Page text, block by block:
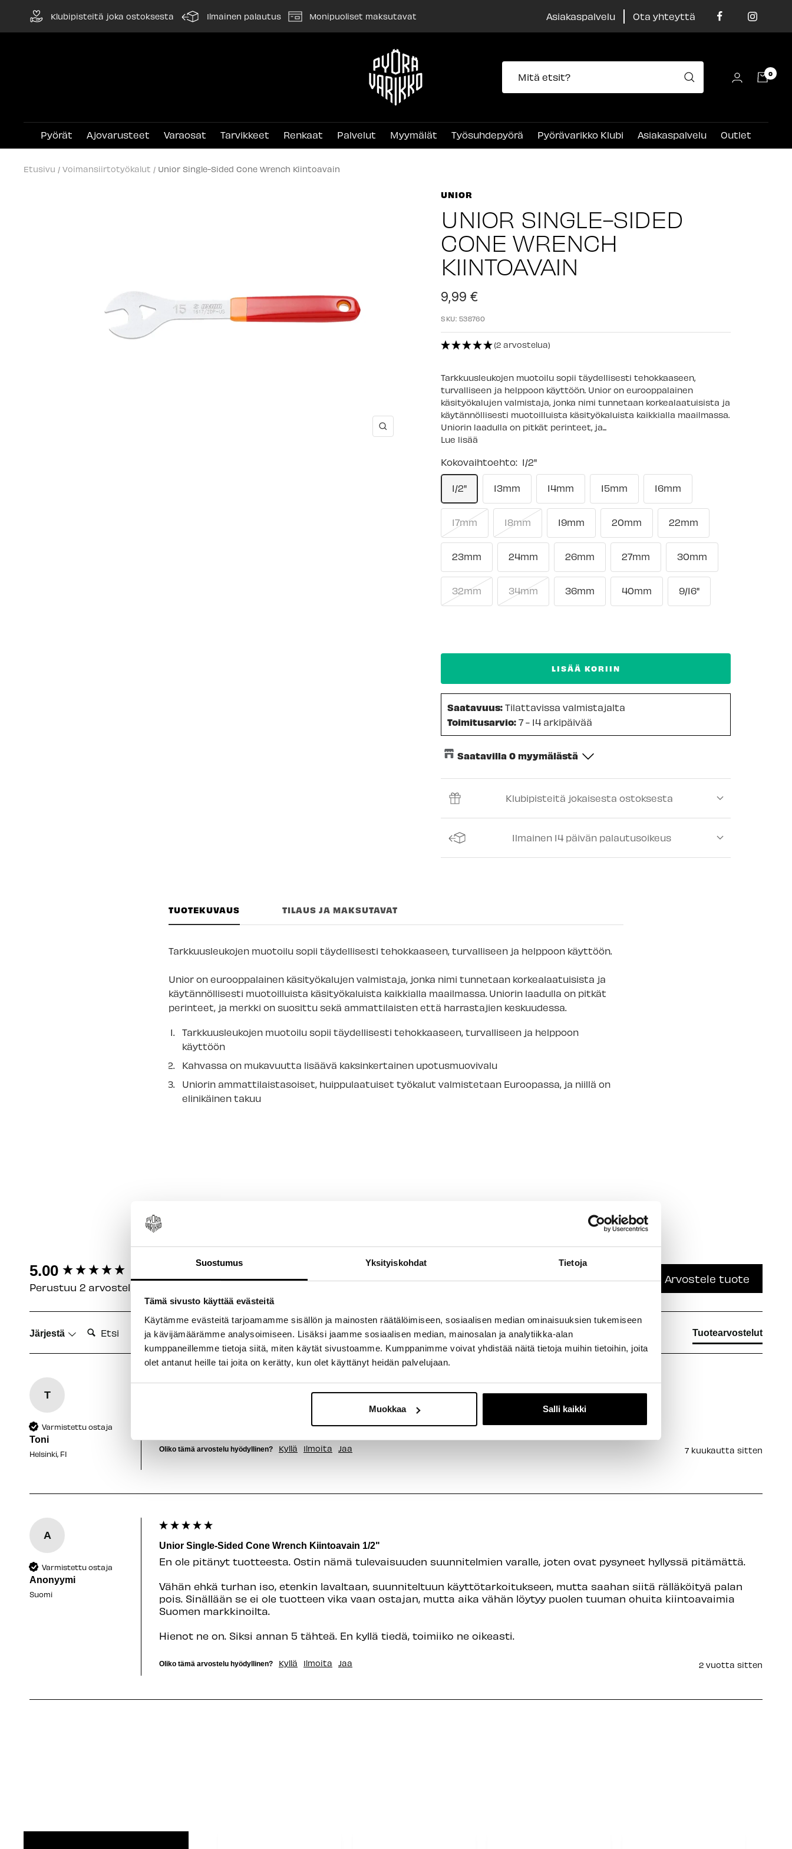
Suostumus Yksityiskohdat Tietoja
Tämä sivusto käyttää evästeitä
Käytämme evästeitä tarjoamamme sisällön ja mainosten räätälöimiseen, sosiaalisen median ominaisuuksien tukemiseen
ja kävijämäärämme analysoimiseen. Lisäksi jaamme sosiaalisen median, mainosalan ja analytiikka-alan
kumppaneillemme tietoja siitä, miten käytät sivustoamme. Kumppanimme voivat yhdistää näitä tietoja muihin tietoihin, joita
olet antanut heille tai joita on kerätty, kun olet käyttänyt heidän palvelujaan.
Muokkaa Salli kaikki
sisältöön
Klubipisteitä joka ostoksesta Ilmainen palautus Monipuoliset maksutavat Asiakaspalvelu Ota yhteyttä
Pyörävarikko
0
Pyörät Ajovarusteet Varaosat Tarvikkeet Renkaat Palvelut Myymälät Työsuhdepyörä Pyörävarikko Klubi Asiakaspalvelu Outlet
Etusivu Voimansiirtotyökalut Unior Single-Sided Cone Wrench Kiintoavain
Suurenna
UNIOR
UNIOR SINGLE-SIDED
CONE WRENCH
KIINTOAVAIN
Alennushinta
9,99 €
SKU: 538760
(2 arvostelua)
Tarkkuusleukojen muotoilu sopii täydellisesti tehokkaaseen,
turvalliseen ja helppoon käyttöön. Unior on eurooppalainen
käsityökalujen valmistaja, jonka nimi tunnetaan korkealaatuisista ja
käytännöllisesti muotoilluista käsityökaluista kaikkialla maailmassa.
Uniorin laadulla on pitkät perinteet, ja...
Lue lisää
Kokovaihtoehto: 1/2"
1/2" 13mm 14mm 15mm 16mm
17mm 18mm 19mm 20mm 22mm
23mm 24mm 26mm 27mm 30mm
32mm 34mm 36mm 40mm 9/16"
LISÄÄ KORIIN
Saatavuus:Tilattavissa valmistajalta
Toimitusarvio:7 - 14 arkipäivää
Saatavilla 0 myymälästä
Keskusvarasto-Tilapäisesti loppu
Espoon Myymälä-Tilapäisesti loppu
Klubipisteitä jokaisesta ostoksesta
Ilmainen 14 päivän palautusoikeus
TUOTEKUVAUS TILAUS JA MAKSUTAVAT
Tarkkuusleukojen muotoilu sopii täydellisesti tehokkaaseen, turvalliseen ja helppoon käyttöön.
Unior on eurooppalainen käsityökalujen valmistaja, jonka nimi tunnetaan korkealaatuisista ja
käytännöllisesti muotoilluista käsityökaluista kaikkialla maailmassa. Uniorin laadulla on pitkät
perinteet, ja merkki on suosittu sekä ammattilaisten että harrastajien keskuudessa.
Tarkkuusleukojen muotoilu sopii täydellisesti tehokkaaseen, turvalliseen ja helppoon
käyttöön
Kahvassa on mukavuutta lisäävä kaksinkertainen upotusmuovivalu
Uniorin ammattilaistasoiset, huippulaatuiset työkalut valmistetaan Euroopassa, ja niillä on
elinikäinen takuu
5.00
Perustuu 2 arvosteluun
Arvostele tuote
Järjestä Etsi: Tuotearvostelut
T
Varmistettu ostaja
Toni
Helsinki, FI
Unior Single-Sided Cone Wrench Kiintoavain 22mm
Oliko tämä arvostelu hyödyllinen? Kyllä Ilmoita Jaa 7 kuukautta sitten
A
Varmistettu ostaja
Anonyymi
Suomi
Unior Single-Sided Cone Wrench Kiintoavain 1/2"
En ole pitänyt tuotteesta. Ostin nämä tulevaisuuden suunnitelmien varalle, joten ovat pysyneet hyllyssä pitämättä.
Vähän ehkä turhan iso, etenkin lavaltaan, suunniteltuun käyttötarkoitukseen, mutta saahan siitä rälläköityä palan
pois. Sinällään se ei ole tuotteen vika vaan ostajan, mutta aika vähän löytyy puolen tuuman ohuita kiintoavaimia
Suomen markkinoilta.
Hienot ne on. Siksi annan 5 tähteä. En kyllä tiedä, toimiiko ne oikeasti.
Oliko tämä arvostelu hyödyllinen? Kyllä Ilmoita Jaa 2 vuotta sitten
New content loaded